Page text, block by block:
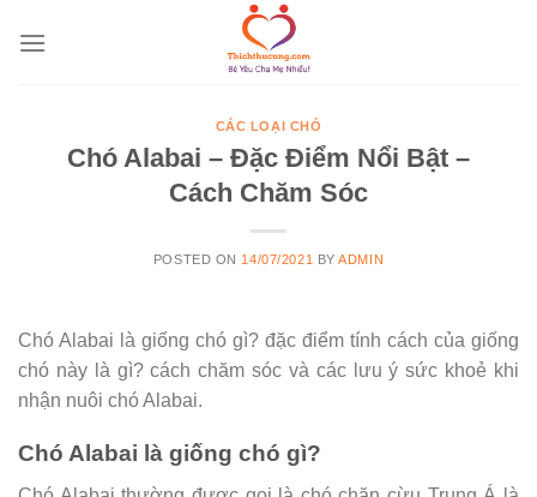
CÁC LOẠI CHÓ
Chó Alabai – Đặc Điểm Nổi Bật –
Cách Chăm Sóc
POSTED ON 14/07/2021 BYADMIN
Chó Alabai là giống chó gì? đặc điểm tính cách của giống
chó này là gì? cách chăm sóc và các lưu ý sức khoẻ khi
nhận nuôi chó Alabai.
Chó Alabai là giống chó gì?